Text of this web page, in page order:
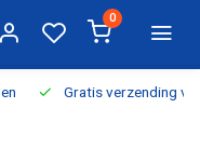
0
Gratis verzending